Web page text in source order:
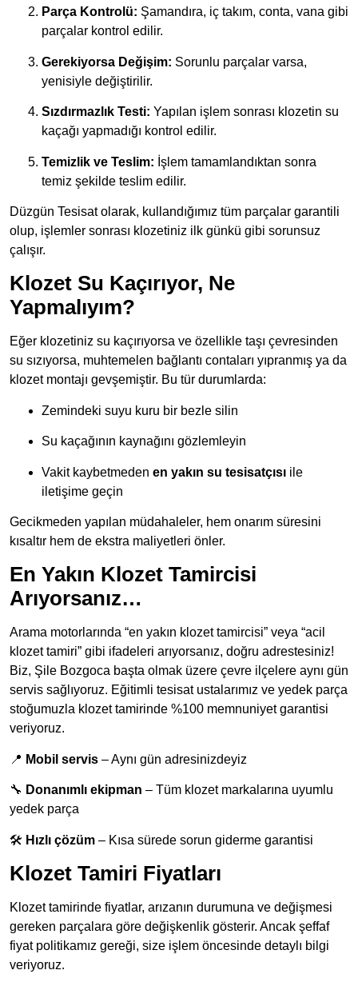
Parça Kontrolü: Şamandıra, iç takım, conta, vana gibi
parçalar kontrol edilir.
Gerekiyorsa Değişim: Sorunlu parçalar varsa,
yenisiyle değiştirilir.
Sızdırmazlık Testi: Yapılan işlem sonrası klozetin su
kaçağı yapmadığı kontrol edilir.
Temizlik ve Teslim: İşlem tamamlandıktan sonra
temiz şekilde teslim edilir.
Düzgün Tesisat olarak, kullandığımız tüm parçalar garantili
olup, işlemler sonrası klozetiniz ilk günkü gibi sorunsuz
çalışır.
Klozet Su Kaçırıyor, Ne
Yapmalıyım?
Eğer klozetiniz su kaçırıyorsa ve özellikle taşı çevresinden
su sızıyorsa, muhtemelen bağlantı contaları yıpranmış ya da
klozet montajı gevşemiştir. Bu tür durumlarda:
Zemindeki suyu kuru bir bezle silin
Su kaçağının kaynağını gözlemleyin
Vakit kaybetmeden en yakın su tesisatçısı ile
iletişime geçin
Gecikmeden yapılan müdahaleler, hem onarım süresini
kısaltır hem de ekstra maliyetleri önler.
En Yakın Klozet Tamircisi
Arıyorsanız…
Arama motorlarında “en yakın klozet tamircisi” veya “acil
klozet tamiri” gibi ifadeleri arıyorsanız, doğru adrestesiniz!
Biz, Şile Bozgoca başta olmak üzere çevre ilçelere aynı gün
servis sağlıyoruz. Eğitimli tesisat ustalarımız ve yedek parça
stoğumuzla klozet tamirinde %100 memnuniyet garantisi
veriyoruz.
📍 Mobil servis – Aynı gün adresinizdeyiz
🔧 Donanımlı ekipman – Tüm klozet markalarına uyumlu
yedek parça
🛠️ Hızlı çözüm – Kısa sürede sorun giderme garantisi
Klozet Tamiri Fiyatları
Klozet tamirinde fiyatlar, arızanın durumuna ve değişmesi
gereken parçalara göre değişkenlik gösterir. Ancak şeffaf
fiyat politikamız gereği, size işlem öncesinde detaylı bilgi
veriyoruz.